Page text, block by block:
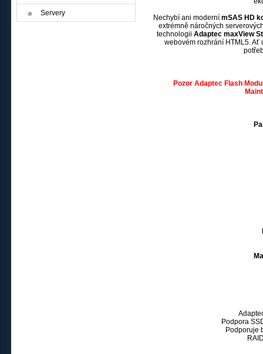
Servery
Nechybí ani moderní mSAS HD
extrémně náročných
technologii Adaptec maxView
webovém rozhrání HTML5. Ať
Pozor Adaptec Flash
Podpora
Podporuje